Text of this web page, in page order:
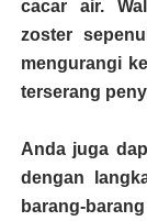
cacar air.
zoster
mengurangi
terserang
Anda juga
dengan
barang-